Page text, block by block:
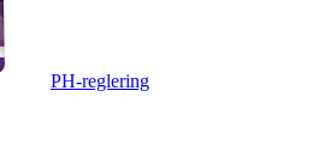
PH-reglering